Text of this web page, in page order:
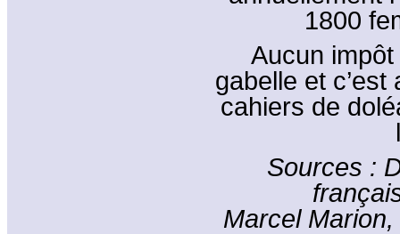
1800
Aucun impôt
gabelle et
cahiers de
Sources :
Marcel